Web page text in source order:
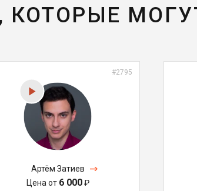
КОТОРЫЕ
#2795
Артём Затиев
Цена от 6 000₽